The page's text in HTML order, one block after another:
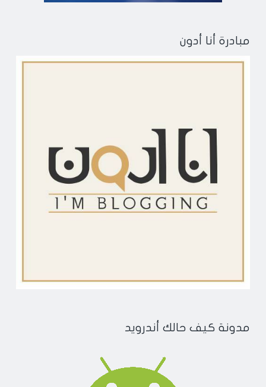
مبادرة أنا أدون
مدونة كيف حالك أندرويد